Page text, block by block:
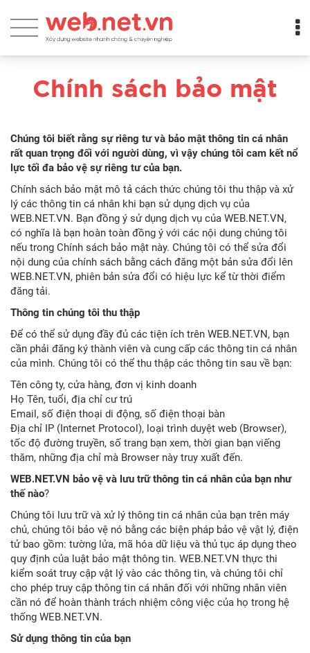
Chính sách bảo mật
Chúng tôi biết rằng sự riêng tư và bảo mật thông tin cá nhân
rất quan trọng đối với người dùng, vì vậy chúng tôi cam kết nổ
lực tối đa bảo vệ sự riêng tư của bạn.
Chính sách bảo mật mô tả cách thức chúng tôi thu thập và xử
lý các thông tin cá nhân khi bạn sử dụng dịch vụ của
WEB.NET.VN. Bạn đồng ý sử dụng dịch vụ của WEB.NET.VN,
có nghĩa là bạn hoàn toàn đồng ý với các nội dung chúng tôi
nếu trong Chính sách bảo mật này. Chúng tôi có thể sửa đổi
nội dung của chính sách bằng cách đăng một bản sửa đổi lên
WEB.NET.VN, phiên bản sửa đổi có hiệu lực kể từ thời điểm
đăng tải.
Thông tin chúng tôi thu thập
Để có thể sử dụng đầy đủ các tiện ích trên WEB.NET.VN, bạn
cần phải đăng ký thành viên và cung cấp các thông tin cá nhân
của mình. Chúng tôi có thể thu thập các thông tin sau về bạn:
Tên công ty, cửa hàng, đơn vị kinh doanh
Họ Tên, tuổi, địa chỉ cư trú
Email, số điện thoại di động, số điện thoại bàn
Địa chỉ IP (Internet Protocol), loại trình duyệt web (Browser),
tốc độ đường truyền, số trang bạn xem, thời gian bạn viếng
thăm, những địa chỉ mà Browser này truy xuất đến.
WEB.NET.VN bảo vệ và lưu trữ thông tin cá nhân của bạn như
thế nào?
Chúng tôi lưu trữ và xử lý thông tin cá nhân của bạn trên máy
chủ, chúng tôi bảo vệ nó bằng các biện pháp bảo vệ vật lý, điện
tử bao gồm: tường lửa, mã hóa dữ liệu và thủ tục áp dụng theo
quy định của luật bảo mật thông tin. WEB.NET.VN thực thi
kiểm soát truy cập vật lý vào các thông tin, và chúng tôi chỉ
cho phép truy cập thông tin cá nhân đối với những nhân viên
cần nó để hoàn thành trách nhiệm công việc của họ trong hệ
thống WEB.NET.VN.
Sử dụng thông tin của bạn